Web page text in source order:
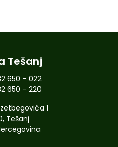
Tešanj
650 – 022
650 – 220
1
Tešanj